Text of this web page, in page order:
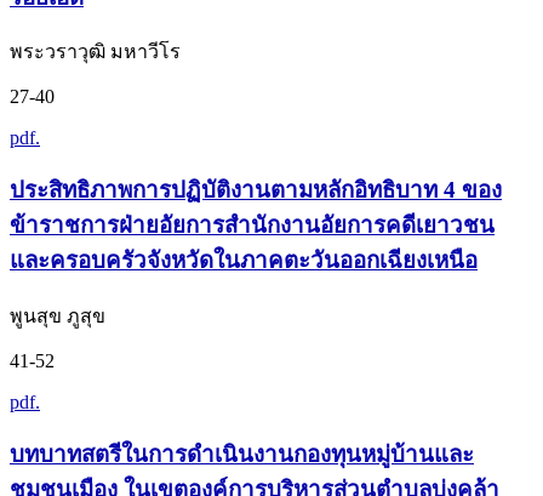
พระวราวุฒิ มหาวีโร
27-40
pdf.
ประสิทธิภาพการปฏิบัติงานตามหลักอิทธิบาท 4 ของ
ข้าราชการฝ่ายอัยการสำนักงานอัยการคดีเยาวชน
และครอบครัวจังหวัดในภาคตะวันออกเฉียงเหนือ
พูนสุข ภูสุข
41-52
pdf.
บทบาทสตรีในการดำเนินงานกองทุนหมู่บ้านและ
ชุมชนเมือง ในเขตองค์การบริหารส่วนตำบลบุ่งคล้า